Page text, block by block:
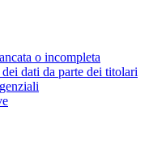
o incompleta
dati da parte dei titolari